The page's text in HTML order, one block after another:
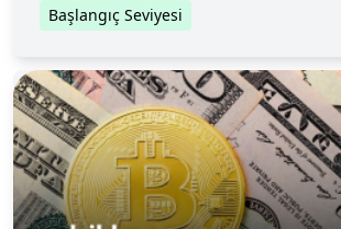
Başlangıç Seviyesi